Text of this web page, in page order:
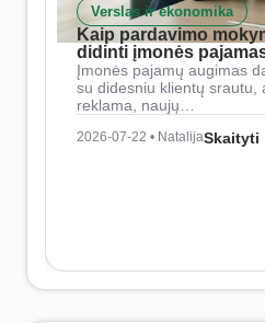
Verslas ir ekonomika
Kaip pardavimo
didinti įmonės
Įmonės pajamų augimas
su didesniu klientų srautu,
reklama, naujų…
2026-07-22 • NatalijaSkaityti